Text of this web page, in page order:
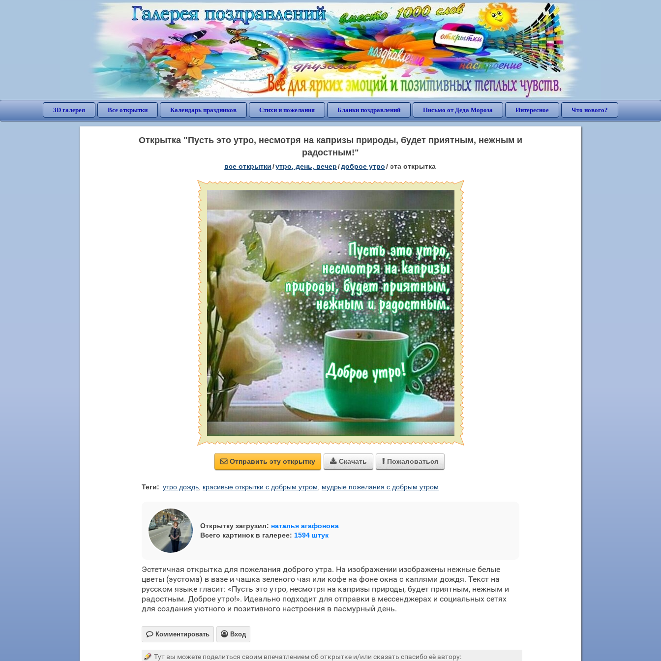
3D галерея Все открытки Календарь праздников Стихи и пожелания Бланки поздравлений Письмо от Деда Мороза Интересное Что нового?
Открытка "Пусть это утро, несмотря на капризы природы, будет приятным, нежным и
радостным!"
все открытки/утро, день, вечер/доброе утро/ эта открытка
 Отправить эту открытку  Скачать  Пожаловаться
Теги: утро дождь красивые открытки с добрым утром мудрые пожелания с добрым утром
Открытку загрузил: наталья агафонова
Всего картинок в галерее: 1594 штук
Эстетичная открытка для пожелания доброго утра. На изображении изображены нежные белые
цветы (эустома) в вазе и чашка зеленого чая или кофе на фоне окна с каплями дождя. Текст на
русском языке гласит: «Пусть это утро, несмотря на капризы природы, будет приятным, нежным и
радостным. Доброе утро!». Идеально подходит для отправки в мессенджерах и социальных сетях
для создания уютного и позитивного настроения в пасмурный день.
 Комментировать  Вход
Тут вы можете поделиться своим впечатлением об открытке и/или сказать спасибо её автору: